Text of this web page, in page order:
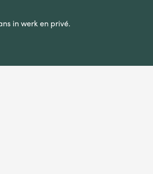
in werk en privé.